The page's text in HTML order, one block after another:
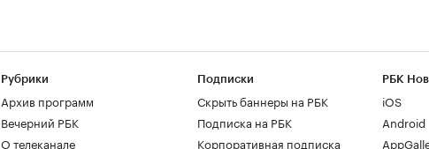
Рубрики
Архив программ
Вечерний РБК
О телеканале
Подписки
Скрыть баннеры на РБК
Подписка на РБК
Корпоративная подписка
РБК
iOS
Android